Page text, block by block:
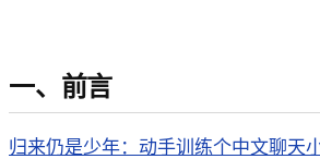
一、前言
归来仍是少年：动手训练个中文聊天